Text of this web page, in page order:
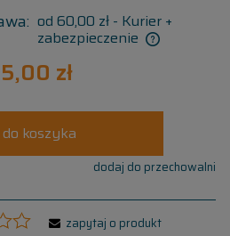
od 60,00 zł - Kurier +
zabezpieczenie
zł
do koszyka
dodaj do przechowalni
zapytaj o produkt